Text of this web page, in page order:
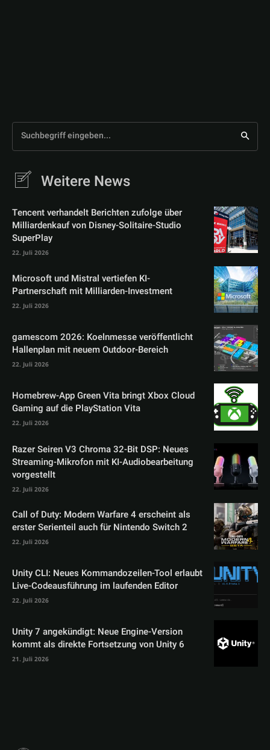
Suchbegriff eingeben...
Weitere News
Tencent verhandelt Berichten zufolge über
Milliardenkauf von Disney-Solitaire-Studio
SuperPlay
22. Juli 2026
Microsoft und Mistral vertiefen KI-
Partnerschaft mit Milliarden-Investment
22. Juli 2026
gamescom 2026: Koelnmesse veröffentlicht
Hallenplan mit neuem Outdoor-Bereich
22. Juli 2026
Homebrew-App Green Vita bringt Xbox Cloud
Gaming auf die PlayStation Vita
22. Juli 2026
Razer Seiren V3 Chroma 32-Bit DSP: Neues
Streaming-Mikrofon mit KI-Audiobearbeitung
vorgestellt
22. Juli 2026
Call of Duty: Modern Warfare 4 erscheint als
erster Serienteil auch für Nintendo Switch 2
22. Juli 2026
Unity CLI: Neues Kommandozeilen-Tool erlaubt
Live-Codeausführung im laufenden Editor
22. Juli 2026
Unity 7 angekündigt: Neue Engine-Version
kommt als direkte Fortsetzung von Unity 6
21. Juli 2026